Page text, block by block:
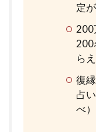
定
200
200
ら
復
占
べ）